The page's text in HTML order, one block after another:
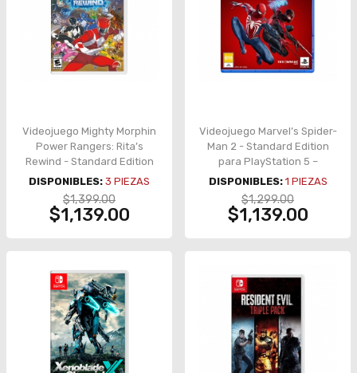
Videojuego Mighty Morphin
Power Rangers: Rita’s
Rewind - Standard Edition
para Nintendo Switch
DISPONIBLES: 3 PIEZAS
$1,399.00
$1,139.00
Videojuego Marvel’s Spider-
Man 2 - Standard Edition
para PlayStation 5 –
1000038832-AC
DISPONIBLES: 1 PIEZAS
$1,299.00
$1,139.00